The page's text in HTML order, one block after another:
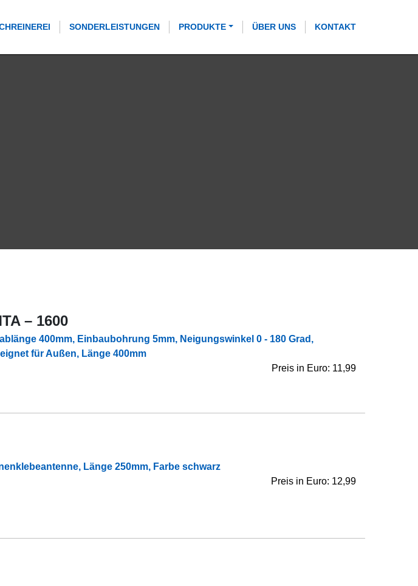
SONDERLEISTUNGEN PRODUKTE ÜBER UNS KONTAKT
– 1600
400mm, Einbaubohrung 5mm, Neigungswinkel 0 ‐ 180 Grad,
für Außen, Länge 400mm
Preis in Euro: 11,99
Länge 250mm, Farbe schwarz
Preis in Euro: 12,99